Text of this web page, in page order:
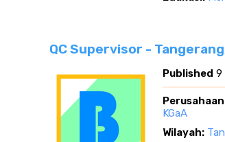
QC Supervisor -
Published 9
KGaA
Wilayah: